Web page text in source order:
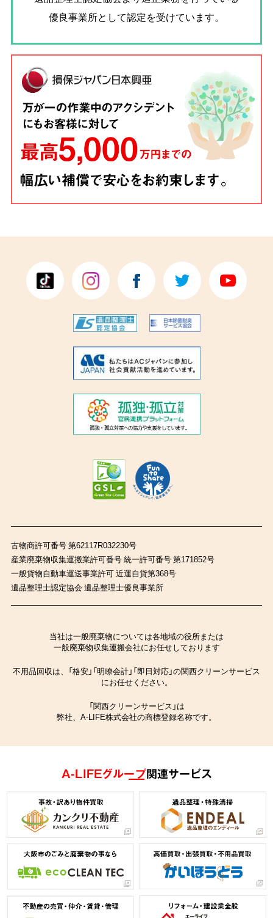
優良事業所として認定を受けています。
古物商許可番号 第62117R032230号
産業廃棄物収集運搬業許可番号 統一許可番号 第171852号
一般貨物自動車運送事業許可 近運自貨第368号
遺品整理士認定協会 遺品整理士優良事業所
当社は一般廃棄物については各地域の役所または
一般廃棄物収集運搬会社にお任せしております
不用品回収は、「格安」「明瞭会計」「即日対応」の関西クリーンサービス
にお任せください。
「関西クリーンサービス」は
弊社、A-LIFE株式会社の商標登録名称です。
A-LIFEグループ関連サービス